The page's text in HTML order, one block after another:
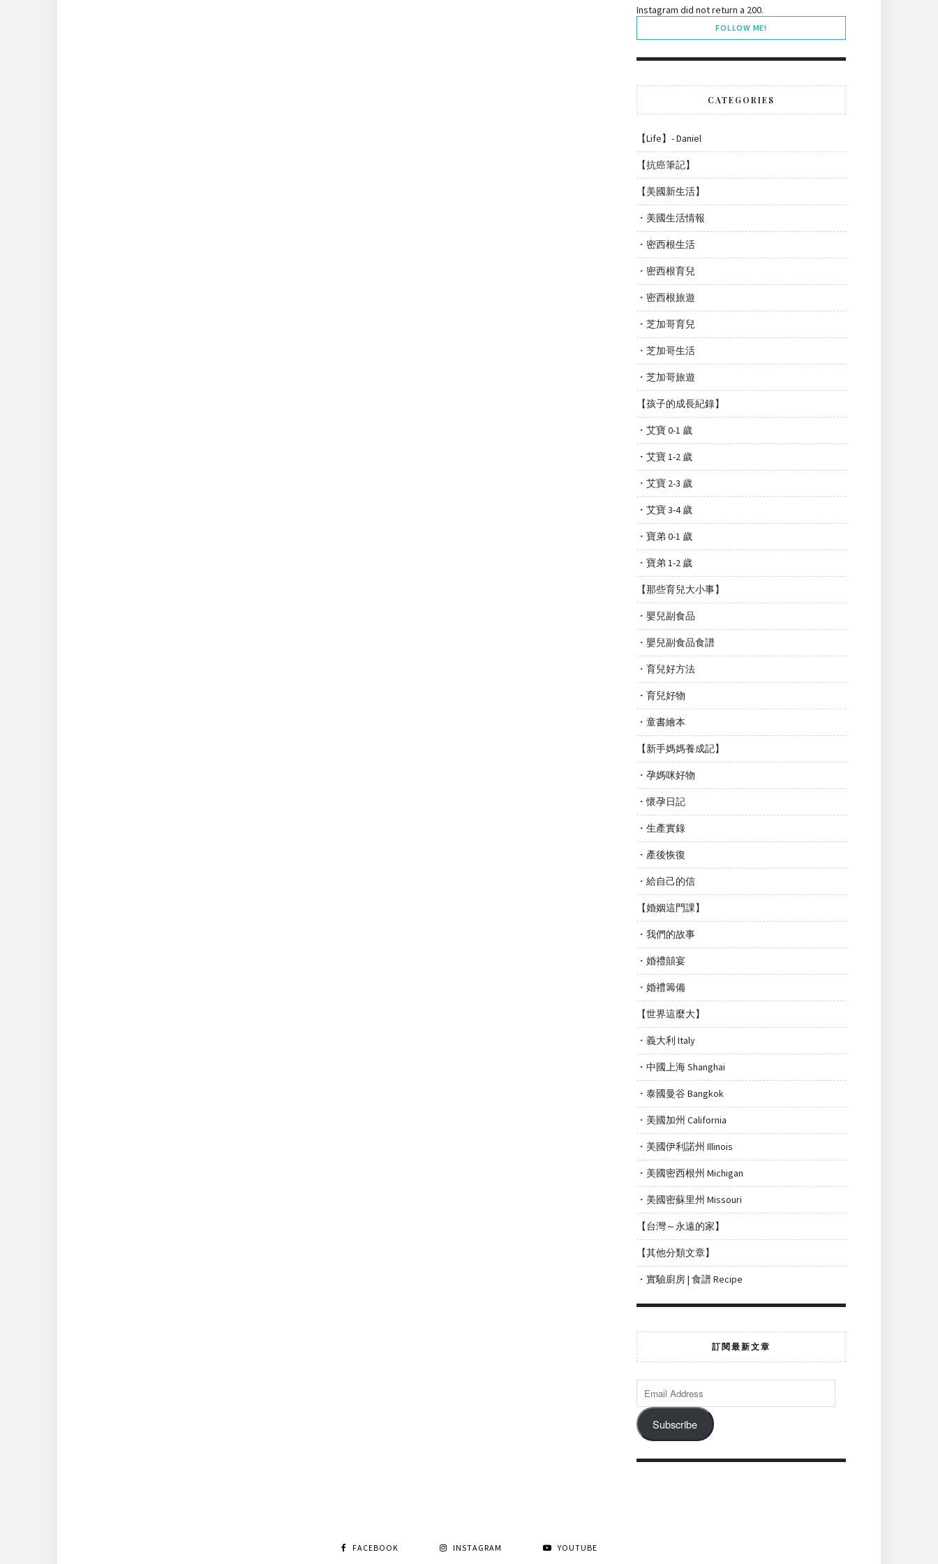
Instagram did not return a 200.
FOLLOW ME!
CATEGORIES
【Life】- Daniel
【抗癌筆記】
【美國新生活】
・美國生活情報
・密西根生活
・密西根育兒
・密西根旅遊
・芝加哥育兒
・芝加哥生活
・芝加哥旅遊
【孩子的成長紀錄】
・艾寶 0-1 歲
・艾寶 1-2 歲
・艾寶 2-3 歲
・艾寶 3-4 歲
・寶弟 0-1 歲
・寶弟 1-2 歲
【那些育兒大小事】
・嬰兒副食品
・嬰兒副食品食譜
・育兒好方法
・育兒好物
・童書繪本
【新手媽媽養成記】
・孕媽咪好物
・懷孕日記
・生產實錄
・產後恢復
・給自己的信
【婚姻這門課】
・我們的故事
・婚禮囍宴
・婚禮籌備
【世界這麼大】
・義大利 Italy
・中國上海 Shanghai
・泰國曼谷 Bangkok
・美國加州 California
・美國伊利諾州 Illinois
・美國密西根州 Michigan
・美國密蘇里州 Missouri
【台灣～永遠的家】
【其他分類文章】
・實驗廚房 | 食譜 Recipe
訂閱最新文章
Subscribe
FACEBOOK INSTAGRAM YOUTUBE